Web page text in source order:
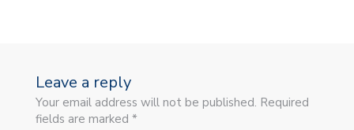
Leave a reply
Your email address will not be published. Required
fields are marked *